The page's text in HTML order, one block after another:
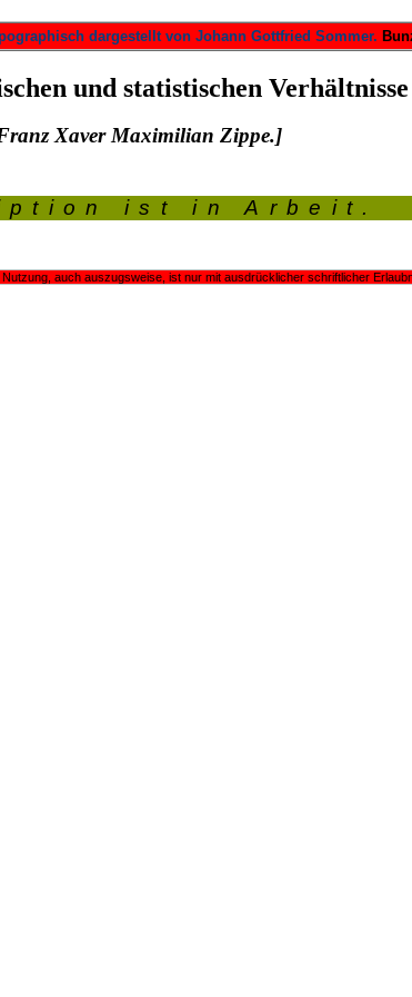
dargestellt von Johann Gottfried Sommer.
und statistischen Verhältnisse
Xaver Maximilian Zippe.]
ist in Arbeit.
auch auszugsweise, ist nur mit ausdrücklicher schriftlicher